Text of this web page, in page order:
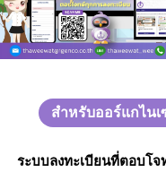
สำหรับออร์แกไน
ระบบลงทะเบียนที่ตอบโ